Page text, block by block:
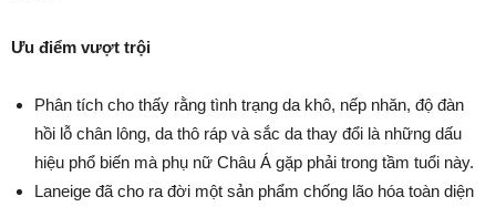
Ưu điểm vượt trội
Phân tích cho thấy rằng tình trạng da khô, nếp nhăn, độ đàn
hồi lỗ chân lông, da thô ráp và sắc da thay đổi là những dấu
hiệu phổ biến mà phụ nữ Châu Á gặp phải trong tầm tuổi này.
Laneige đã cho ra đời một sản phẩm chống lão hóa toàn diện